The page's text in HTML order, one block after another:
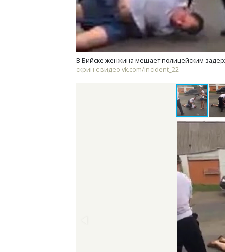
В Бийске женжина мешает полицейским
скрин с видео vk.com/incident_22
Генеральный директор компании
ЗИАС — об эстетике городов,
трендах в фасадах и развитии рынка
СТРОИТЕЛЬСТВО